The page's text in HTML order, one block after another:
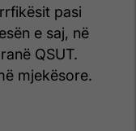
pasi
e saj, në
QSUT.
mjekësore.